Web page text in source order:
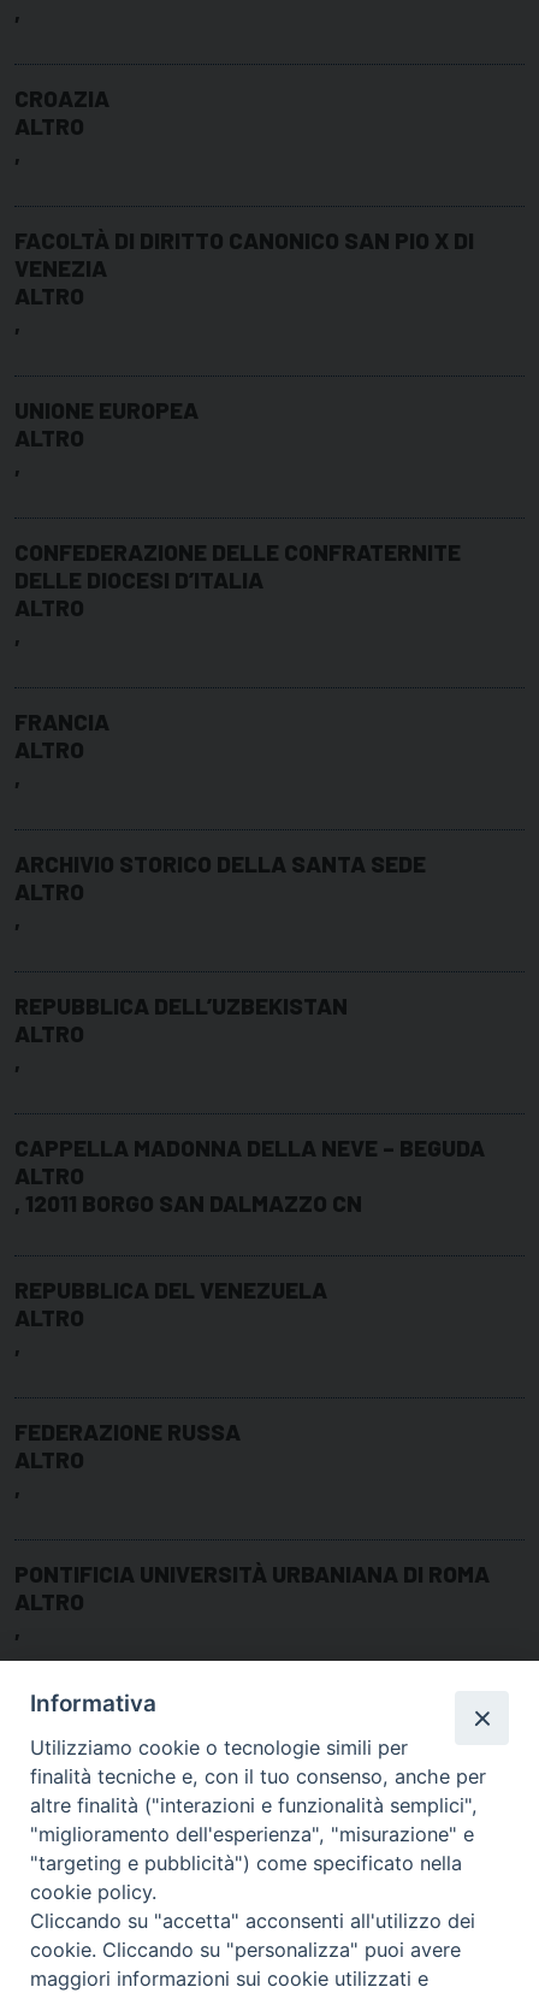
,
CROAZIA
ALTRO
,
FACOLTÀ DI DIRITTO CANONICO SAN PIO X DI
VENEZIA
ALTRO
,
UNIONE EUROPEA
ALTRO
,
CONFEDERAZIONE DELLE CONFRATERNITE
DELLE DIOCESI D’ITALIA
ALTRO
,
FRANCIA
ALTRO
,
ARCHIVIO STORICO DELLA SANTA SEDE
ALTRO
,
REPUBBLICA DELL’UZBEKISTAN
ALTRO
,
CAPPELLA MADONNA DELLA NEVE – BEGUDA
ALTRO
, 12011 BORGO SAN DALMAZZO CN
REPUBBLICA DEL VENEZUELA
ALTRO
,
FEDERAZIONE RUSSA
ALTRO
,
PONTIFICIA UNIVERSITÀ URBANIANA DI ROMA
ALTRO
,
via Amedeo Rossi, 28 - 12100 Cuneo
Informativa
Utilizziamo cookie o tecnologie simili per
finalità tecniche e, con il tuo consenso, anche per
altre finalità ("interazioni e funzionalità semplici",
"miglioramento dell'esperienza", "misurazione" e
"targeting e pubblicità") come specificato nella
cookie policy.
Cliccando su "accetta" acconsenti all'utilizzo dei
cookie. Cliccando su "personalizza" puoi avere
maggiori informazioni sui cookie utilizzati e